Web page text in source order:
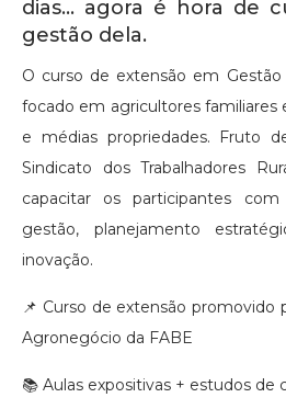
dias... agora é hora de
gestão dela.
O curso de extensão em
focado em agricultores familiares
e médias propriedades. Fruto
Sindicato dos Trabalhadores
capacitar os participantes
gestão, planejamento
inovação.
📌 Curso de extensão promovido
Agronegócio da FABE
📚 Aulas expositivas + estudos de